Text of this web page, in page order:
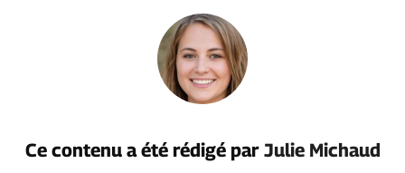
Ce contenu a été rédigé par Julie Michaud